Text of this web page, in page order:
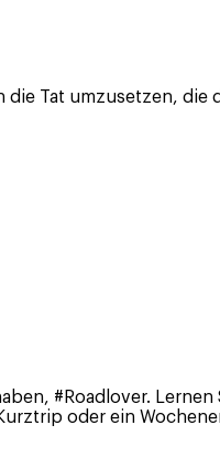
Tat umzusetzen,
#Roadlover.
oder ein